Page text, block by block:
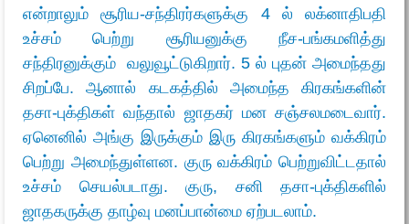
என்றாலும் சூரிய-சந்திரர்களுக்கு 4 ல் லக்னாதிபதி
உச்சம் பெற்று சூரியனுக்கு நீச-பங்கமளித்து
சந்திரனுக்கும் வலுவூட்டுகிறார். 5 ல் புதன் அமைந்தது
சிறப்பே. ஆனால் கடகத்தில் அமைந்த கிரகங்களின்
தசா-புக்திகள் வந்தால் ஜாதகர் மன சஞ்சலமடைவார்.
ஏனெனில் அங்கு இருக்கும் இரு கிரகங்களும் வக்கிரம்
பெற்று அமைந்துள்ளன. குரு வக்கிரம் பெற்றுவிட்டதால்
உச்சம் செயல்படாது. குரு, சனி தசா-புக்திகளில்
ஜாதகருக்கு தாழ்வு மனப்பான்மை ஏற்படலாம்.